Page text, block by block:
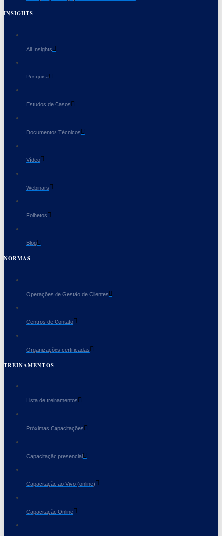
INSIGHTS
All Insights
Pesquisa
Estudos de Casos
Documentos Técnicos
Vídeo
Webinars
Folhetos
Blog
NORMAS
Operações de Gestão de Clientes
Centros de Contato
Organizações certificadas
TREINAMENTOS
Lista de treinamentos
Próximas Capacitações
Capacitação presencial
Capacitação ao Vivo (online)
Capacitação Online